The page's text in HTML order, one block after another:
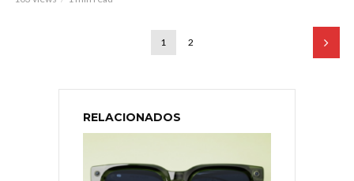
1 2
RELACIONADOS